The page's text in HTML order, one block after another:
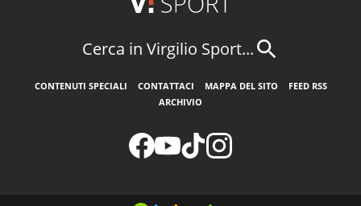
Cerca in Virgilio Sport...
CONTENUTI SPECIALI CONTATTACI MAPPA DEL SITO
FEED RSS
ARCHIVIO